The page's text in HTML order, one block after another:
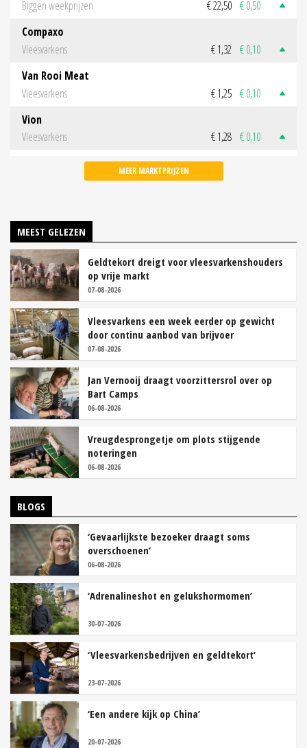
Biggen weekprijzen
€ 22,50 € 0,50
Compaxo
Vleesvarkens
€ 1,32 € 0,10
Van Rooi Meat
Vleesvarkens
€ 1,25 € 0,10
Vion
Vleesvarkens
€ 1,28 € 0,10
MEER MARKTPRIJZEN
MEEST GELEZEN
Geldtekort dreigt voor vleesvarkenshouders
op vrije markt
07-08-2026
Vleesvarkens een week eerder op gewicht
door continu aanbod van brijvoer
07-08-2026
Jan Vernooij draagt voorzittersrol over op
Bart Camps
06-08-2026
Vreugdesprongetje om plots stijgende
noteringen
06-08-2026
BLOGS
‘Gevaarlijkste bezoeker draagt soms
overschoenen’
06-08-2026
‘Adrenalineshot en gelukshormomen’
30-07-2026
‘Vleesvarkensbedrijven en geldtekort’
23-07-2026
‘Een andere kijk op China’
20-07-2026